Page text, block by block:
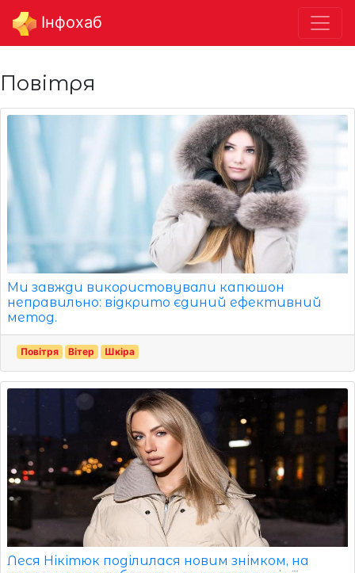
Інфохаб
Повітря
Ми завжди використовували капюшон
неправильно: відкрито єдиний ефективний
метод.
Повітря Вітер Шкіра
Леся Нікітюк поділилася новим знімком, на